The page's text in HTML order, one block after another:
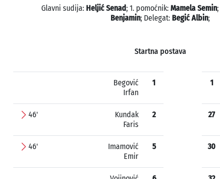
Glavni sudija: Heljić Senad; 1. pomoćnik: Mamela Semin
Benjamin; Delegat: Begić Albin;
Startna postava
Begović
Irfan
1
46'
Kundak
Faris
2
46'
Imamović
Emir
5
1
27
30